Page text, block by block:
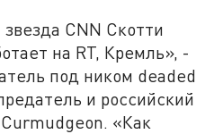
CNN Скотти
на RT, Кремль», -
под ником deaded
и российский
«Как